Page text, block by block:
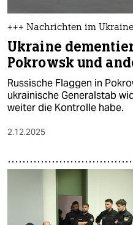
+++ Nachrichten im
Ukraine
Pokrowsk und
Russische Flaggen in
ukrainische Generalstab
weiter die Kontrolle habe.
2.12.2025